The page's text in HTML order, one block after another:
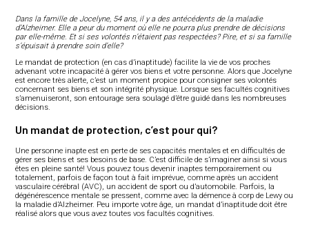
Dans la famille de Jocelyne, 54 ans, il y a des antécédents de la maladie
d’Alzheimer. Elle a peur du moment où elle ne pourra plus prendre de décisions
par elle-même. Et si ses volontés n’étaient pas respectées? Pire, et si sa famille
s’épuisait à prendre soin d’elle?
Le mandat de protection (en cas d’inaptitude) facilite la vie de vos proches
advenant votre incapacité à gérer vos biens et votre personne. Alors que Jocelyne
est encore très alerte, c’est un moment propice pour consigner ses volontés
concernant ses biens et son intégrité physique. Lorsque ses facultés cognitives
s’amenuiseront, son entourage sera soulagé d’être guidé dans les nombreuses
décisions.
Un mandat de protection, c’est pour qui?
Une personne inapte est en perte de ses capacités mentales et en difficultés de
gérer ses biens et ses besoins de base. C’est difficile de s’imaginer ainsi si vous
êtes en pleine santé! Vous pouvez tous devenir inaptes temporairement ou
totalement, parfois de façon tout à fait imprévue, comme après un accident
vasculaire cérébral (AVC), un accident de sport ou d’automobile. Parfois, la
dégénérescence mentale se pressent, comme avec la démence à corp de Lewy ou
la maladie d’Alzheimer. Peu importe votre âge, un mandat d’inaptitude doit être
réalisé alors que vous avez toutes vos facultés cognitives.